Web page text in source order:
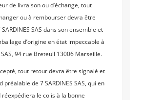
de livraison ou d’échange, tout
ou à rembourser devra être
SAS dans son ensemble et
d’origine en état impeccable à
SAS, 94 rue Breteuil 13006 Marseille.
tout retour devra être signalé et
préalable de 7 SARDINES SAS, qui en
réexpédiera le colis à la bonne